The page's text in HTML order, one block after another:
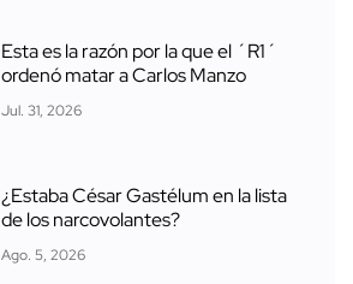
Esta es la razón por la que el ´R1´
ordenó matar a Carlos Manzo
Jul. 31, 2026
¿Estaba César Gastélum en la lista
de los narcovolantes?
Ago. 5, 2026